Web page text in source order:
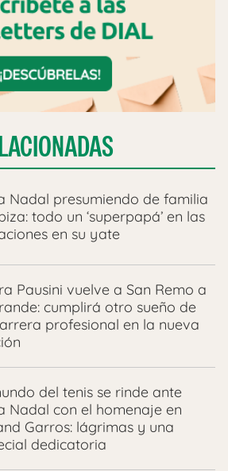
Nadal presumiendo de familia
todo un ‘superpapá’ en las
en su yate
Pausini vuelve a San Remo a
cumplirá otro sueño de
profesional en la nueva
del tenis se rinde ante
Nadal con el homenaje en
Garros: lágrimas y una
dedicatoria